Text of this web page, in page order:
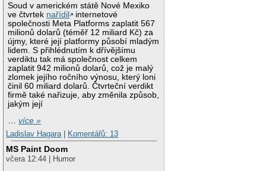
Soud v americkém státě Nové Mexiko
ve čtvrtek nařídil
internetové
společnosti Meta Platforms zaplatit 567
milionů dolarů (téměř 12 miliard Kč) za
újmy, které její platformy působí mladým
lidem. S přihlédnutím k dřívějšímu
verdiktu tak má společnost celkem
zaplatit 942 milionů dolarů, což je malý
zlomek jejího ročního výnosu, který loni
činil 60 miliard dolarů. Čtvrteční verdikt
firmě také nařizuje, aby změnila způsob,
jakým její
…více »
Ladislav Hagara
Komentářů: 13
MS Paint Doom
včera 12:44 | Humor